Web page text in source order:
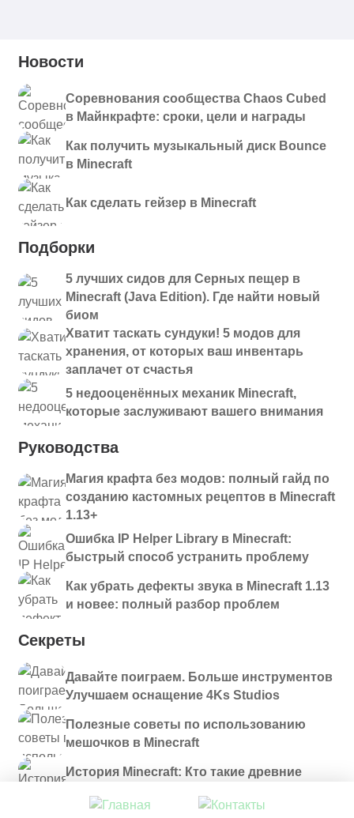
Новости
Соревнования сообщества Chaos Cubed
в Майнкрафте: сроки, цели и награды
Как получить музыкальный диск Bounce
в Minecraft
Как сделать гейзер в Minecraft
Подборки
5 лучших сидов для Серных пещер в
Minecraft (Java Edition). Где найти новый
биом
Хватит таскать сундуки! 5 модов для
хранения, от которых ваш инвентарь
заплачет от счастья
5 недооценённых механик Minecraft,
которые заслуживают вашего внимания
Руководства
Магия крафта без модов: полный гайд по
созданию кастомных рецептов в Minecraft
1.13+
Ошибка IP Helper Library в Minecraft:
быстрый способ устранить проблему
Как убрать дефекты звука в Minecraft 1.13
и новее: полный разбор проблем
Секреты
Давайте поиграем. Больше инструментов
Улучшаем оснащение 4Ks Studios
Полезные советы по использованию
мешочков в Minecraft
История Minecraft: Кто такие древние